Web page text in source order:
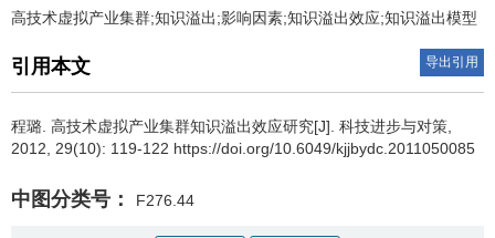
高技术虚拟产业集群;知识溢出;影响因素;知识溢出效应;知识溢出模型
引用本文 导出引用
程璐 高技术虚拟产业集群知识溢出效应研究[J]. 科技进步与对策,
2012, 29(10): 119-122 https://doi.org/10.6049/kjjbydc.2011050085
中图分类号： F276.44